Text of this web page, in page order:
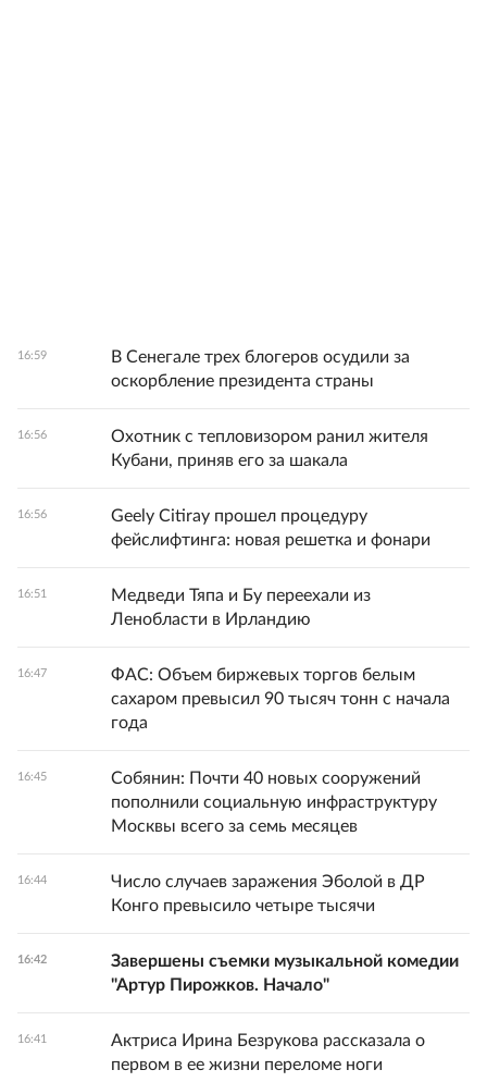
16:59
В Сенегале трех блогеров осудили за
оскорбление президента страны
16:56
Охотник с тепловизором ранил жителя
Кубани, приняв его за шакала
16:56
Geely Citiray прошел процедуру
фейслифтинга: новая решетка и фонари
16:51
Медведи Тяпа и Бу переехали из
Ленобласти в Ирландию
16:47
ФАС: Объем биржевых торгов белым
сахаром превысил 90 тысяч тонн с начала
года
16:45
Собянин: Почти 40 новых сооружений
пополнили социальную инфраструктуру
Москвы всего за семь месяцев
16:44
Число случаев заражения Эболой в ДР
Конго превысило четыре тысячи
16:42
Завершены съемки музыкальной комедии
"Артур Пирожков. Начало"
16:41
Актриса Ирина Безрукова рассказала о
первом в ее жизни переломе ноги